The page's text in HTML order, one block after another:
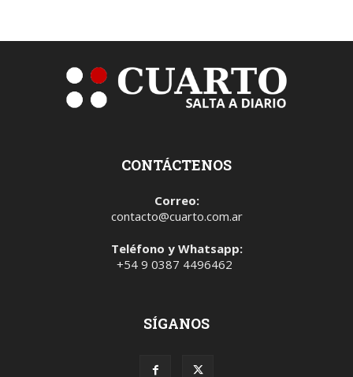
CONTÁCTENOS
Correo:
contacto@cuarto.com.ar
Teléfono y Whatsapp:
+54 9 0387 4496462
SÍGANOS